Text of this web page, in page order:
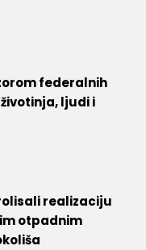
federalnih
ljudi i
realizaciju
otpadnim